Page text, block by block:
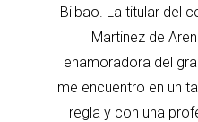
Bilbao. La titular del
Martinez de
enamoradora del
me encuentro en un
regla y con una